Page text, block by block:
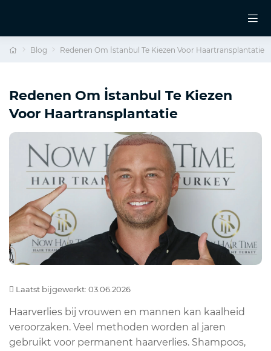
Blog Redenen Om İstanbul Te Kiezen Voor Haartransplantatie
Redenen Om İstanbul Te Kiezen
Voor Haartransplantatie
Laatst bijgewerkt: 03.06.2026
Haarverlies bij vrouwen en mannen kan kaalheid
veroorzaken. Veel methoden worden al jaren
gebruikt voor permanent haarverlies. Shampoos,